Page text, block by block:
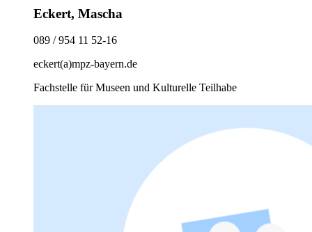
Eckert, Mascha
089 / 954 11 52-16
eckert(a)mpz-bayern.de
Fachstelle für Museen und Kulturelle Teilhabe